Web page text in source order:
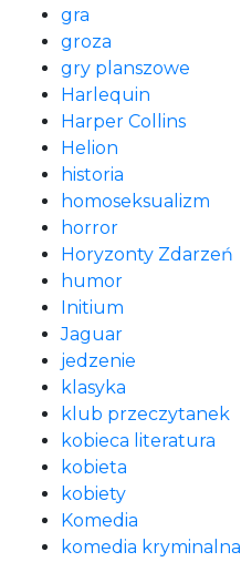
gra
groza
gry planszowe
Harlequin
Harper Collins
Helion
historia
homoseksualizm
horror
Horyzonty Zdarzeń
humor
Initium
Jaguar
jedzenie
klasyka
klub przeczytanek
kobieca literatura
kobieta
kobiety
Komedia
komedia kryminalna